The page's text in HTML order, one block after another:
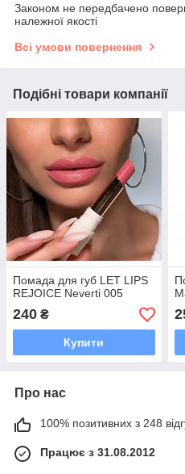
Законом не передбачено
належної якості
Всі умови повернення
Подібні товари компанії
Помада для губ LET LIPS
REJOICE Neverti 005
240 ₴
Купити
Про нас
100% позитивних з 248
Працює з 31.08.2012